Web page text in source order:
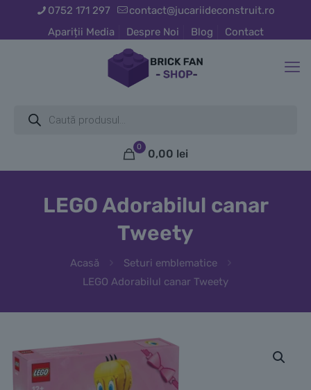
0752 171 297
contact@jucariideconstruit.ro
Apariții Media
Despre Noi Blog Contact
search
0
0,00 lei
LEGO Adorabilul canar
Tweety
Acasă
Seturi emblematice
LEGO Adorabilul canar Tweety